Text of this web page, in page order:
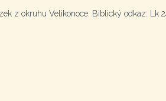
z okruhu Velikonoce. Biblický odkaz: Lk